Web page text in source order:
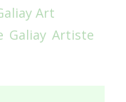
Art
Galiay Artiste